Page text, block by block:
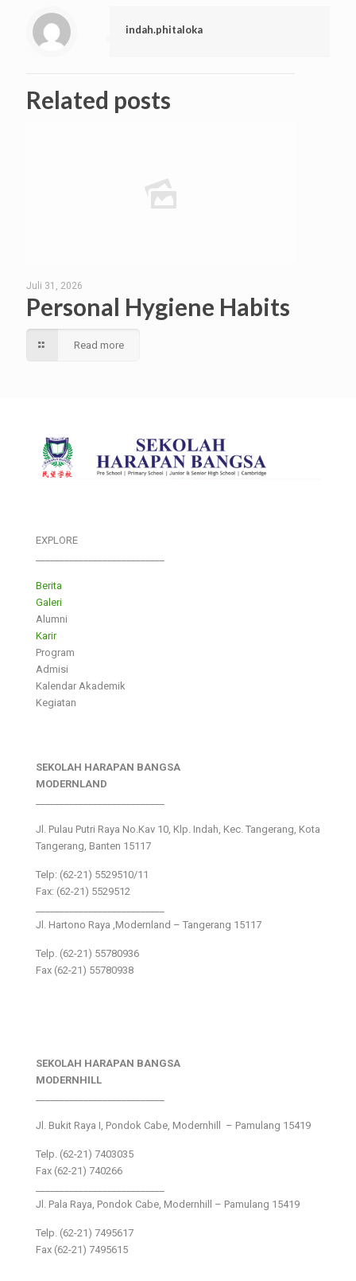
indah.phitaloka
Related posts
Juli 31, 2026
Personal Hygiene Habits
Read more
EXPLORE
Berita
Galeri
Alumni
Karir
Program
Admisi
Kalendar Akademik
Kegiatan
SEKOLAH HARAPAN BANGSA
MODERNLAND
Jl. Pulau Putri Raya No.Kav 10, Klp. Indah, Kec. Tangerang, Kota
Tangerang, Banten 15117
Telp: (62-21) 5529510/11
Fax: (62-21) 5529512
Jl. Hartono Raya ,Modernland – Tangerang 15117
Telp. (62-21) 55780936
Fax (62-21) 55780938
SEKOLAH HARAPAN BANGSA
MODERNHILL
Jl. Bukit Raya I, Pondok Cabe, Modernhill – Pamulang 15419
Telp. (62-21) 7403035
Fax (62-21) 740266
Jl. Pala Raya, Pondok Cabe, Modernhill – Pamulang 15419
Telp. (62-21) 7495617
Fax (62-21) 7495615